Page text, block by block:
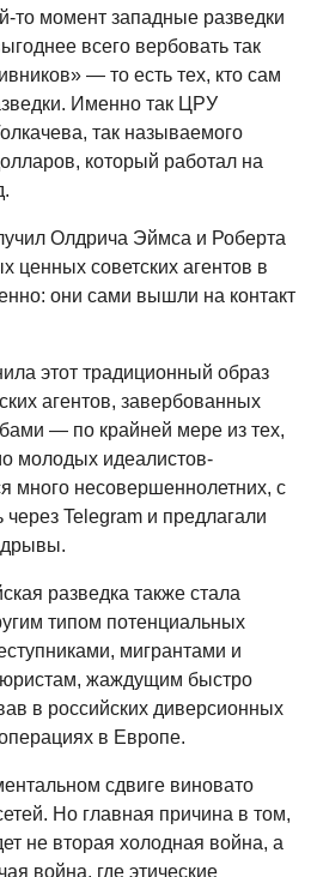
то момент западные разведки
всего вербовать так
— то есть тех, кто сам
Именно так ЦРУ
так называемого
который работал на
Олдрича Эймса и Роберта
советских агентов в
они сами вышли на контакт
этот традиционный образ
агентов, завербованных
— по крайней мере из тех,
молодых идеалистов-
много несовершеннолетних, с
Telegram и предлагали
разведка также стала
типом потенциальных
мигрантами и
жаждущим быстро
в российских диверсионных
в Европе.
сдвиге виновато
Но главная причина в том,
не вторая холодная война, а
война, где этические